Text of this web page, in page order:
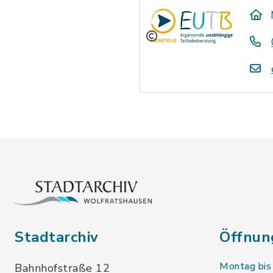
Stadtarchiv
Bahnhofstraße 12 Montag